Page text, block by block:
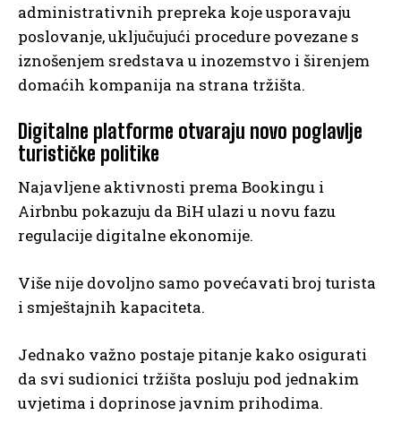
administrativnih prepreka koje usporavaju
poslovanje, uključujući procedure povezane s
iznošenjem sredstava u inozemstvo i širenjem
domaćih kompanija na strana tržišta.
Digitalne platforme otvaraju novo poglavlje
turističke politike
Najavljene aktivnosti prema Bookingu i
Airbnbu pokazuju da BiH ulazi u novu fazu
regulacije digitalne ekonomije.
Više nije dovoljno samo povećavati broj turista
i smještajnih kapaciteta.
Jednako važno postaje pitanje kako osigurati
da svi sudionici tržišta posluju pod jednakim
uvjetima i doprinose javnim prihodima.